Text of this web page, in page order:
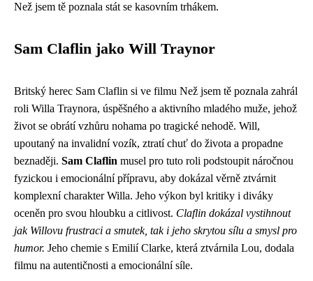
Než jsem tě poznala stát se kasovním trhákem.
Sam Claflin jako Will Traynor
Britský herec Sam Claflin si ve filmu Než jsem tě poznala zahrál
roli Willa Traynora, úspěšného a aktivního mladého muže, jehož
život se obrátí vzhůru nohama po tragické nehodě. Will,
upoutaný na invalidní vozík, ztratí chuť do života a propadne
beznaději. Sam Claflin musel pro tuto roli podstoupit náročnou
fyzickou i emocionální přípravu, aby dokázal věrně ztvárnit
komplexní charakter Willa. Jeho výkon byl kritiky i diváky
oceněn pro svou hloubku a citlivost. Claflin dokázal vystihnout
jak Willovu frustraci a smutek, tak i jeho skrytou sílu a smysl pro
humor. Jeho chemie s Emilií Clarke, která ztvárnila Lou, dodala
filmu na autentičnosti a emocionální síle.